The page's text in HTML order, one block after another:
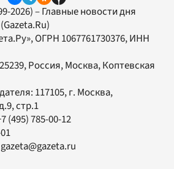
2026) – Главные новости дня
(Gazeta.Ru)
, ОГРН 1067761730376, ИНН
Россия, Москва, Коптевская
117105, г. Москва,
стр.1
(495) 785-00-12
gazeta@gazeta.ru